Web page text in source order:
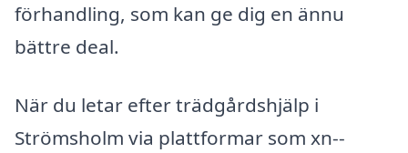
förhandling, som kan ge dig en ännu
bättre deal.
När du letar efter trädgårdshjälp i
Strömsholm via plattformar som xn--